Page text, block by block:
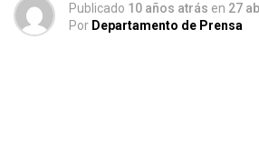
Publicado 10 años atrás en 27
Por Departamento de Prensa